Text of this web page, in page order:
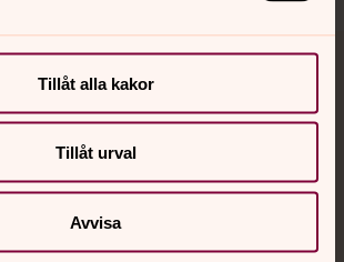
Tillåt alla kakor
Tillåt urval
Avvisa
präst
krisstöd. Prata eller chatta anonymt
och nätter.